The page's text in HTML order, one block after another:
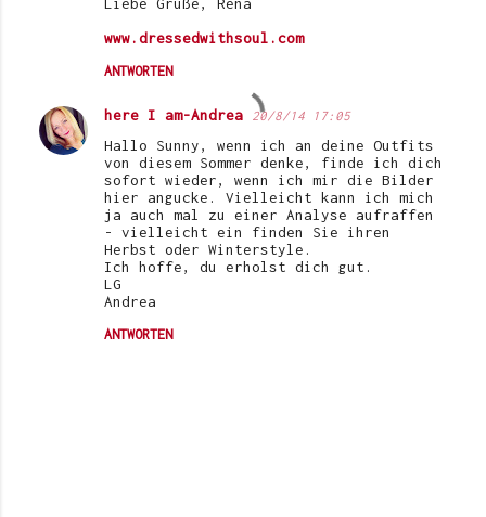
www.dressedwithsoul.com
ANTWORTEN
here I am-Andrea 20/8/14 17:05
Hallo Sunny, wenn ich an deine Outfits
von diesem Sommer denke, finde ich dich
sofort wieder, wenn ich mir die Bilder
hier angucke. Vielleicht kann ich mich
ja auch mal zu einer Analyse aufraffen
- vielleicht ein finden Sie ihren
Herbst oder Winterstyle.
Ich hoffe, du erholst dich gut.
LG
Andrea
ANTWORTEN